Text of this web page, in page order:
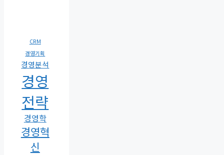
CRM
경영기획
경영분석
경영
전략
경영학
경영혁
신